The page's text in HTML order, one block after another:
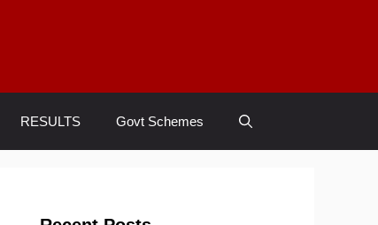
RESULTS Govt Schemes